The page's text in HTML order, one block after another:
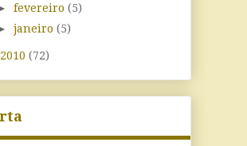
fevereiro (5)
janeiro (5)
2010 (72)